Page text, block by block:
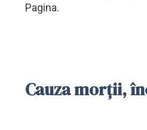
Pagina.
Cauza morții,